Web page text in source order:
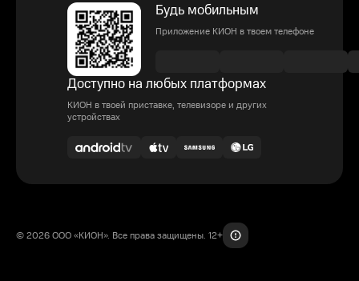
Будь мобильным
Приложение КИОН в твоем телефоне
Доступно на любых платформах
КИОН в твоей приставке, телевизоре и других
устройствах
© 2026 ООО «КИОН». Все права защищены. 12+